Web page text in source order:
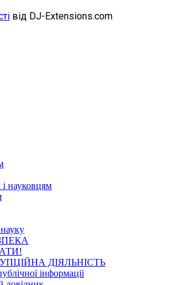
від DJ-Extensions.com
науковцям
ДІЯЛЬНІСТЬ
інформації